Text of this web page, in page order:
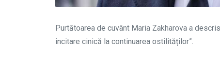
Purtătoarea de cuvânt Maria Zakharova a
incitare cinică la continuarea ostilităților”.